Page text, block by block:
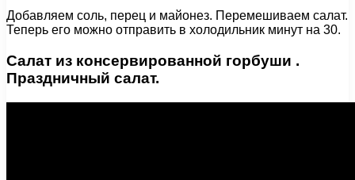
Добавляем соль, перец и майонез. Перемешиваем салат.
Теперь его можно отправить в холодильник минут на 30.
Салат из консервированной горбуши .
Праздничный салат.